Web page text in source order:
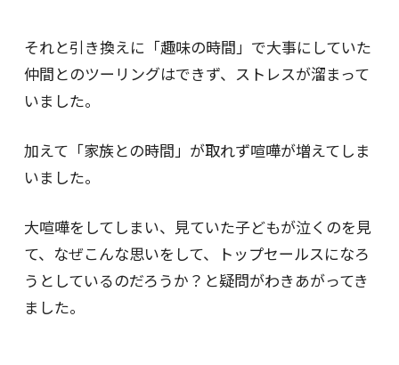
それと引き換えに「趣味の時間」で大事にしていた
仲間とのツーリングはできず、ストレスが溜まって
いました。
加えて「家族との時間」が取れず喧嘩が増えてしま
いました。
大喧嘩をしてしまい、見ていた子どもが泣くのを見
て、なぜこんな思いをして、トップセールスになろ
うとしているのだろうか？と疑問がわきあがってき
ました。